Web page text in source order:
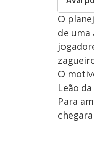
O
de uma
O
Leão
Para